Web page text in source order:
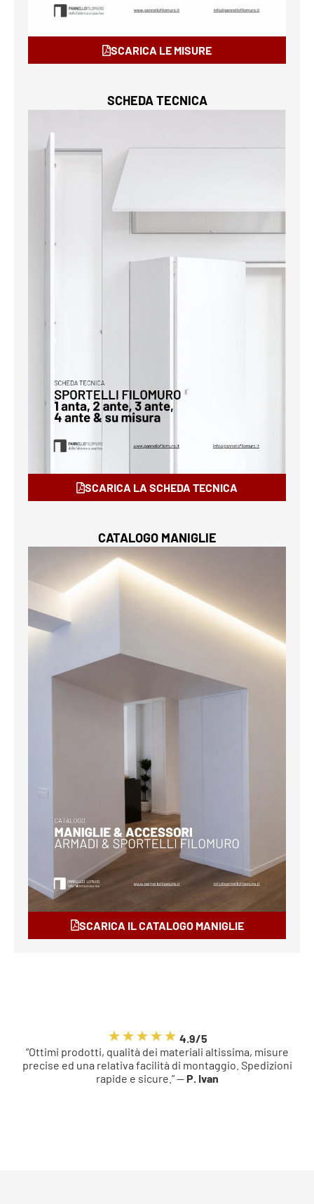
SCARICA LE MISURE
SCHEDA TECNICA
SCARICA LA SCHEDA TECNICA
CATALOGO MANIGLIE
SCARICA IL CATALOGO MANIGLIE
4.9/5
“Ottimi prodotti, qualità dei materiali altissima, misure
precise ed una relativa facilità di montaggio. Spedizioni
rapide e sicure.” — P. Ivan